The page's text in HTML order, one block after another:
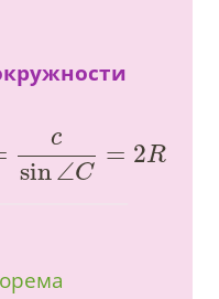
c
sin∠C
= 2R